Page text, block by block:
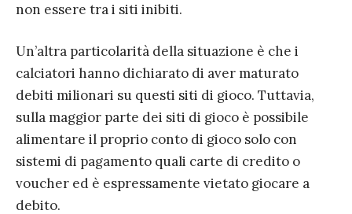
non essere tra i siti inibiti.
Un’altra particolarità della situazione è che i
calciatori hanno dichiarato di aver maturato
debiti milionari su questi siti di gioco. Tuttavia,
sulla maggior parte dei siti di gioco è possibile
alimentare il proprio conto di gioco solo con
sistemi di pagamento quali carte di credito o
voucher ed è espressamente vietato giocare a
debito.